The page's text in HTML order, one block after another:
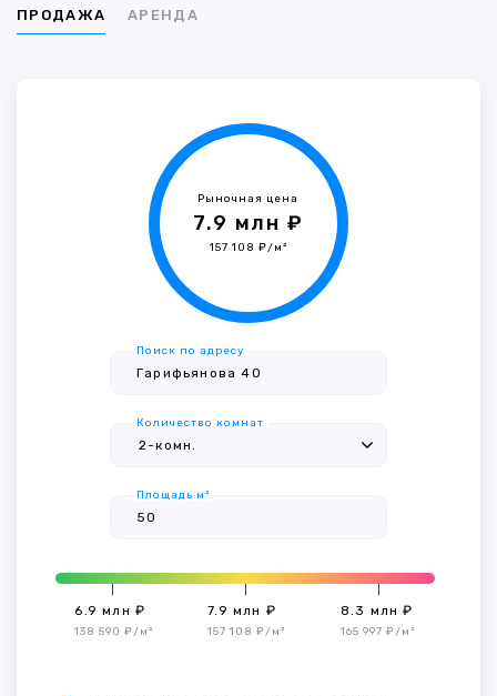
ПРОДАЖА АРЕНДА
Рыночная цена
7.9 млн ₽
157 108 ₽/м²
Поиск по адресу
Количество комнат
Площадь м²
6.9 млн ₽
138 590 ₽/м²
7.9 млн ₽
157 108 ₽/м²
8.3 млн ₽
165 997 ₽/м²